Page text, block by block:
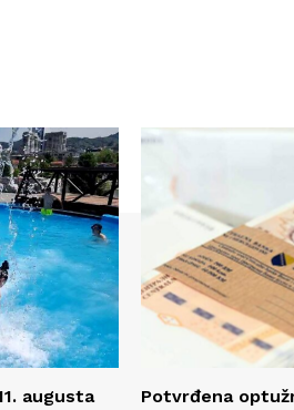
augusta
Potvrđena